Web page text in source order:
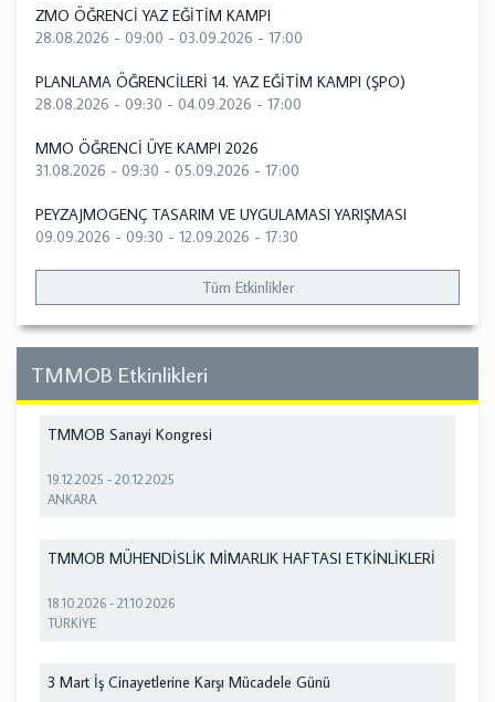
ZMO ÖĞRENCİ YAZ EĞİTİM KAMPI
28.08.2026 - 09:00 - 03.09.2026 - 17:00
PLANLAMA ÖĞRENCİLERİ 14. YAZ EĞİTİM KAMPI (ŞPO)
28.08.2026 - 09:30 - 04.09.2026 - 17:00
MMO ÖĞRENCİ ÜYE KAMPI 2026
31.08.2026 - 09:30 - 05.09.2026 - 17:00
PEYZAJMOGENÇ TASARIM VE UYGULAMASI YARIŞMASI
09.09.2026 - 09:30 - 12.09.2026 - 17:30
Tüm Etkinlikler
TMMOB Etkinlikleri
TMMOB Sanayi Kongresi
19.12.2025 -20.12.2025
ANKARA
TMMOB MÜHENDİSLİK MİMARLIK HAFTASI ETKİNLİKLERİ
18.10.2026 -21.10.2026
TÜRKİYE
3 Mart İş Cinayetlerine Karşı Mücadele Günü